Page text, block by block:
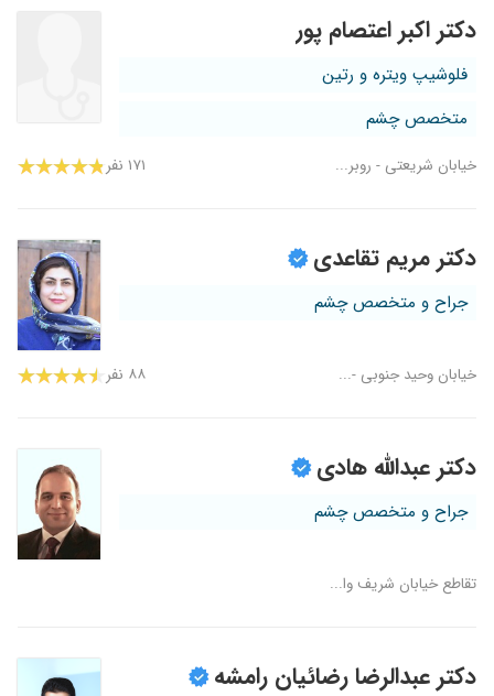
دکتر اکبر اعتصام پور
فلوشیپ ویتره و رتین
متخصص چشم
خیابان شریعتی - روبر... ۱۷۱ نفر
دکتر مریم تقاعدی
جراح و متخصص چشم
خیابان وحید جنوبی -... ۸۸ نفر
دکتر عبدالله هادی
جراح و متخصص چشم
تقاطع خیابان شریف وا...
دکتر عبدالرضا رضائیان رامشه